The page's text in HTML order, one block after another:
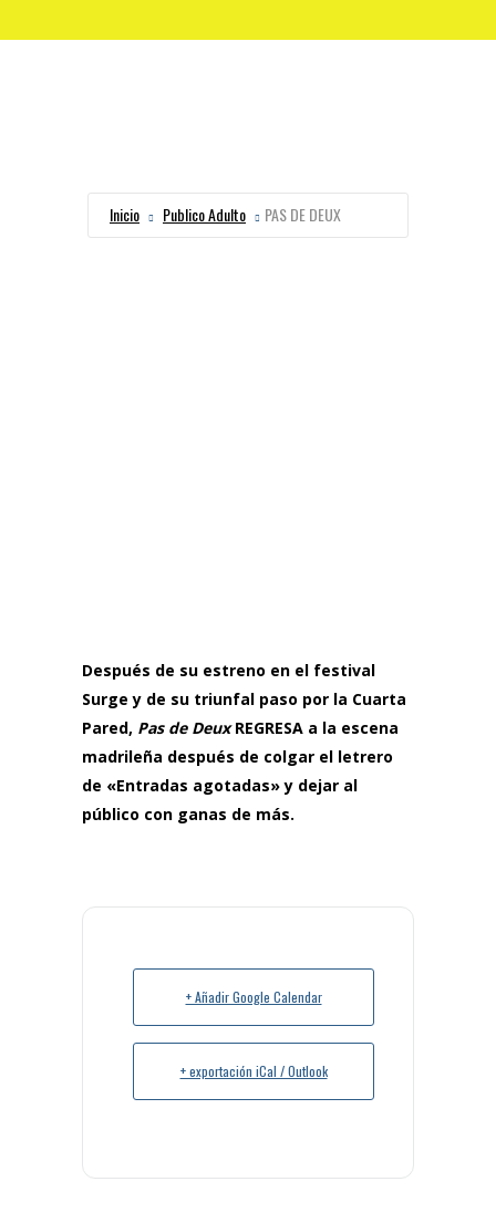
Inicio Publico Adulto PAS DE DEUX
Después de su estreno en el festival
Surge y de su triunfal paso por la Cuarta
Pared, Pas de DeuxREGRESA a la escena
madrileña después de colgar el letrero
de «Entradas agotadas» y dejar al
público con ganas de más.
+ Añadir Google Calendar
+ exportación iCal / Outlook